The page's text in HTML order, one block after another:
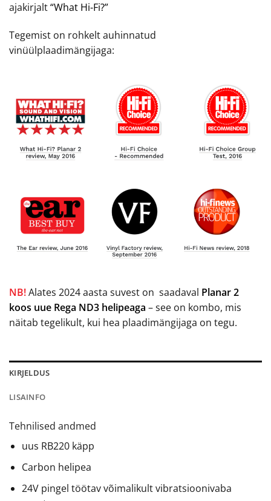
ajakirjalt“What Hi-Fi?”
Tegemist on rohkelt auhinnatud
vinüülplaadimängijaga:
NB!Alates 2024 aasta suvest on saadaval Planar 2
koos uue Rega ND3 helipeaga – see on kombo, mis
näitab tegelikult, kui hea plaadimängijaga on tegu.
KIRJELDUS
LISAINFO
Tehnilised andmed
uus RB220 käpp
Carbon helipea
24V pingel töötav võimalikult vibratsioonivaba